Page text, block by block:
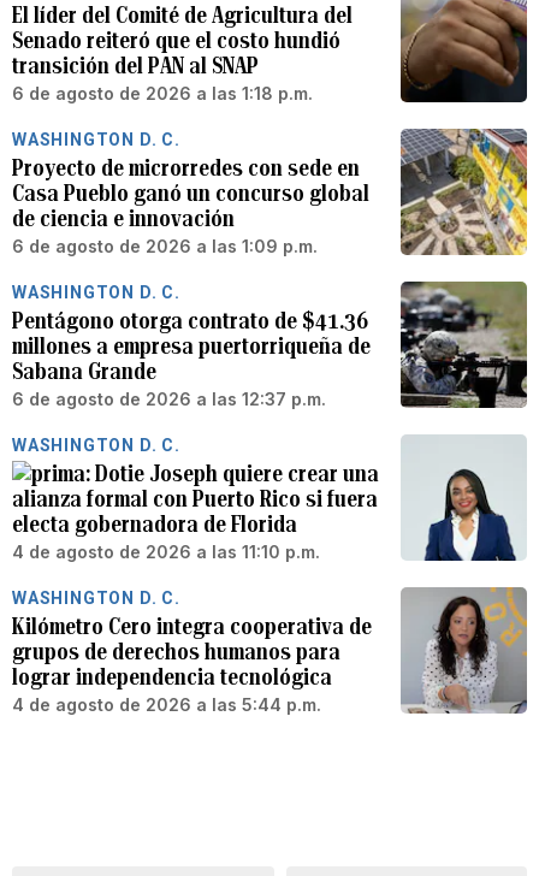
El líder del Comité de Agricultura del
Senado reiteró que el costo hundió
transición del PAN al SNAP
6 de agosto de 2026 a las 1:18 p.m.
WASHINGTON D. C.
Proyecto de microrredes con sede en
Casa Pueblo ganó un concurso global
de ciencia e innovación
6 de agosto de 2026 a las 1:09 p.m.
WASHINGTON D. C.
Pentágono otorga contrato de $41.36
millones a empresa puertorriqueña de
Sabana Grande
6 de agosto de 2026 a las 12:37 p.m.
WASHINGTON D. C.
Dotie Joseph quiere crear una
alianza formal con Puerto Rico si fuera
electa gobernadora de Florida
4 de agosto de 2026 a las 11:10 p.m.
WASHINGTON D. C.
Kilómetro Cero integra cooperativa de
grupos de derechos humanos para
lograr independencia tecnológica
4 de agosto de 2026 a las 5:44 p.m.